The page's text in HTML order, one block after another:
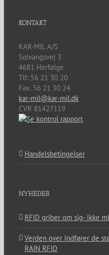
KONTAKT
KAR-MIL A/S
Solvangsvej 3
4681 Herfølge
Tlf: 56 21 30 20
Fax. 56 21 30 24
kar-mil@kar-mil.dk
CVR 81427119
Handelsbetingelser
NYHEDER
RFID griber om sig- ikke
Verden over indfører de
RAIN RFID